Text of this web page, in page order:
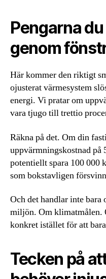
Pengarna
genom
Här kommer den riktigt
ojusterat värmesystem
energi. Vi pratar om
vara tjugo till trettio
Räkna på det. Om din
uppvärmningskostnad på
potentiellt spara 100 000
som bokstavligen
Och det handlar inte
miljön. Om klimatmålen.
konkret istället för att
Tecken på